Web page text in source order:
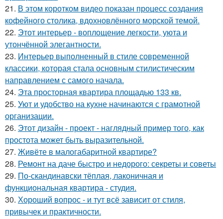
21. В этом коротком видео показан процесс создания
кофейного столика, вдохновлённого морской темой.
22. Этот интерьер - воплощение легкости, уюта и
утончённой элегантности.
23. Интерьер выполненный в стиле современной
классики, которая стала основным стилистическим
направлением с самого начала.
24. Эта просторная квартира площадью 133 кв.
25. Уют и удобство на кухне начинаются с грамотной
организации.
26. Этот дизайн - проект - наглядный пример того, как
простота может быть выразительной.
27. Живёте в малогабаритной квартире?
28. Ремонт на даче быстро и недорого: секреты и советы
29. По-скандинавски тёплая, лаконичная и
функциональная квартира - студия.
30. Хороший вопрос - и тут всё зависит от стиля,
привычек и практичности.